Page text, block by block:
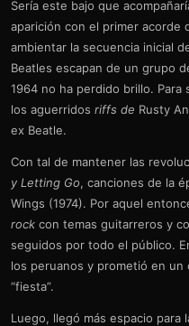
Sería este bajo que
aparición con el primer acorde
ambientar la secuencia inicial
Beatles escapan de un grupo
1964 no ha perdido brillo.
los aguerridos riffs de Rusty
ex Beatle.
Con tal de mantener las
y Letting Go, canciones de la
Wings (1974). Por aquel
rock con temas guitarreros y
seguidos por todo el público.
los peruanos y prometió en
“fiesta”.
Luego, llegó más espacio para